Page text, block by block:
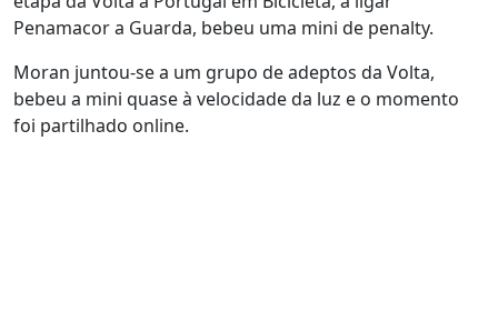
Penamacor a Guarda, bebeu uma mini de penalty.
Moran juntou-se a um grupo de adeptos da Volta,
bebeu a mini quase à velocidade da luz e o momento
foi partilhado online.